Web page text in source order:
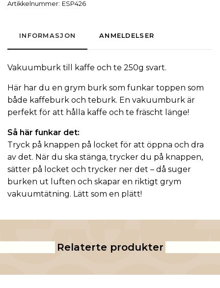
Artikkelnummer: ESP426
INFORMASJON ANMELDELSER
Vakuumburk till kaffe och te 250g svart.
Här har du en grym burk som funkar toppen som
både kaffeburk och teburk. En vakuumburk är
perfekt för att hålla kaffe och te fräscht länge!
Så här funkar det:
Tryck på knappen på locket för att öppna och dra
av det. När du ska stänga, trycker du på knappen,
sätter på locket och trycker ner det – då suger
burken ut luften och skapar en riktigt grym
vakuumtätning. Lätt som en plätt!
Relaterte produkter